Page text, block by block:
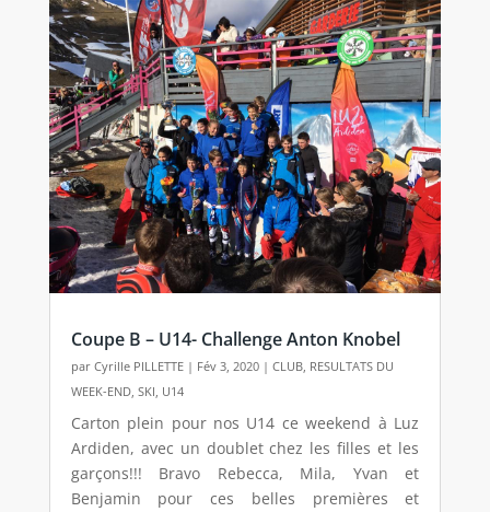
Coupe B – U14- Challenge Anton Knobel
par Cyrille PILLETTE| Fév 3, 2020| CLUB, RESULTATS DU
WEEK-END, SKI, U14
Carton plein pour nos U14 ce weekend à Luz
Ardiden, avec un doublet chez les filles et les
garçons!!! Bravo Rebecca, Mila, Yvan et
Benjamin pour ces belles premières et